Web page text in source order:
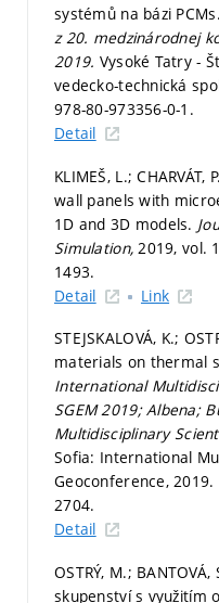
systémů na bázi
z 20. medzinárodnej
2019. Vysoké Tatry -
vedecko-technická
978-80-973356-0-1.
Detail
KLIMEŠ, L.;
wall panels with
1D and 3D models.
Simulation, 2019, vol.
1493.
Detail
Link
STEJSKALOVÁ, K.;
materials on thermal
International
SGEM 2019; Albena;
Multidisciplinary
Sofia: International
Geoconference, 2019.
2704.
Detail
OSTRÝ, M.;
skupenství s využitím